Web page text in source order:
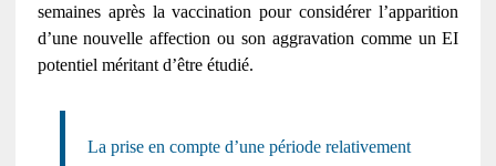
semaines après la vaccination pour considérer l’apparition
d’une nouvelle affection ou son aggravation comme un EI
potentiel méritant d’être étudié.
La prise en compte d’une période relativement